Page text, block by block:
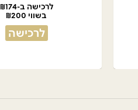
לרכישה ב-₪174
בשווי ₪200
לרכישה